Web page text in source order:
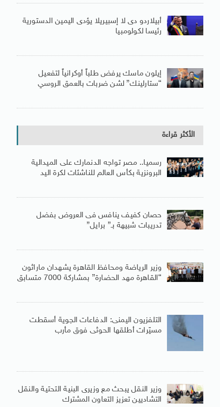
أبيلاردو دى لا إسبيريلا يؤدى اليمين الدستورية
رئيسا لكولومبيا
إيلون ماسك يرفض طلباً أوكرانياً لتفعيل
“ستارلينك” لشن ضربات بالعمق الروسي
الأكثر قراءة
رسميا.. مصر تواجه الدنمارك على الميدالية
البرونزية بكأس العالم للناشئات لكرة اليد
حصان كفيف ينافس فى العروض بفضل
تدريبات شبيهة بـ” برايل”
وزير الرياضة ومحافظ القاهرة يشهدان ماراثون
“القاهرة مهد الحضارة” بمشاركة 7000 متسابق
التلفزيون اليمنى: الدفاعات الجوية أسقطت
مسيّرات أطلقها الحوثى فوق مأرب
وزير النقل يبحث مع وزيرى البنية التحتية والنقل
التشاديين تعزيز التعاون المشترك